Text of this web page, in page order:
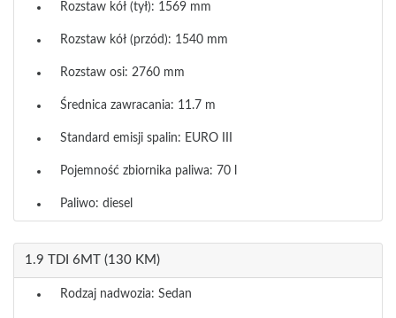
Rozstaw kół (tył): 1569 mm
Rozstaw kół (przód): 1540 mm
Rozstaw osi: 2760 mm
Średnica zawracania: 11.7 m
Standard emisji spalin: EURO III
Pojemność zbiornika paliwa: 70 l
Paliwo: diesel
1.9 TDI 6MT (130 KM)
Rodzaj nadwozia: Sedan